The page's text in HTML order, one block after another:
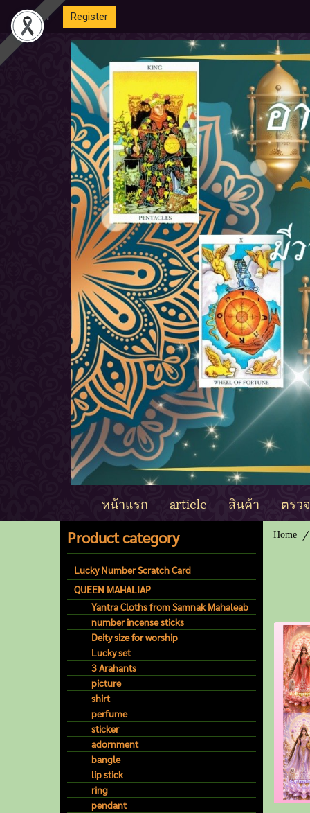
Login Register
หน้าแรก article สินค้า ตรว
Home
Product category
Lucky Number Scratch Card
QUEEN MAHALIAP
Yantra Cloths from Samnak Mahaleab
number incense sticks
Deity size for worship
Lucky set
3 Arahants
picture
shirt
perfume
sticker
adornment
bangle
lip stick
ring
pendant